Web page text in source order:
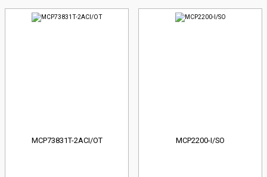
MCP73831T-2ACI/OT MCP2200-I/SO